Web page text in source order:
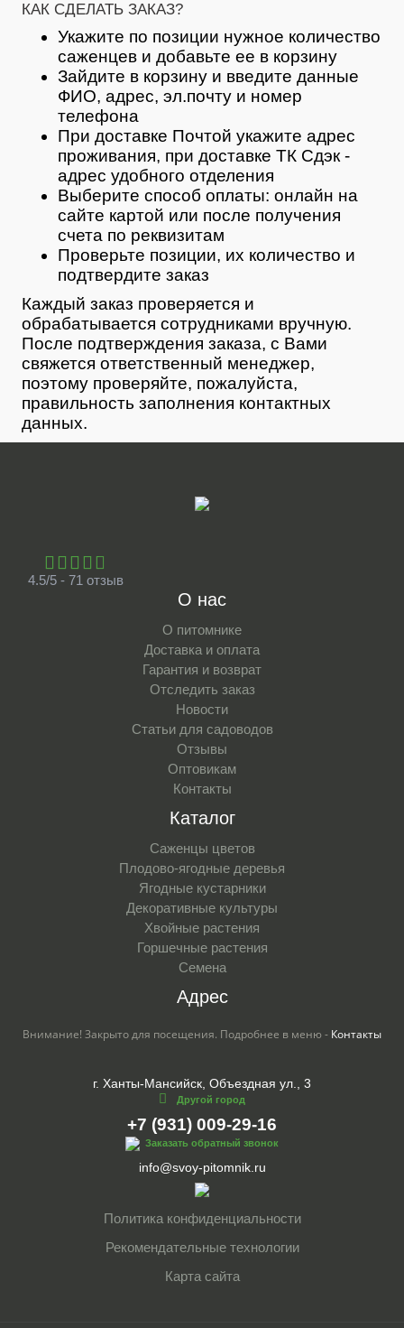
КАК СДЕЛАТЬ ЗАКАЗ?
Укажите по позиции нужное количество
саженцев и добавьте ее в корзину
Зайдите в корзину и введите данные
ФИО, адрес, эл.почту и номер
телефона
При доставке Почтой укажите адрес
проживания, при доставке ТК Сдэк -
адрес удобного отделения
Выберите способ оплаты: онлайн на
сайте картой или после получения
счета по реквизитам
Проверьте позиции, их количество и
подтвердите заказ
Каждый заказ проверяется и
обрабатывается сотрудниками вручную.
После подтверждения заказа, с Вами
свяжется ответственный менеджер,
поэтому проверяйте, пожалуйста,
правильность заполнения контактных
данных.
4.5/5 - 71 отзыв
О нас
О питомнике
Доставка и оплата
Гарантия и возврат
Отследить заказ
Новости
Статьи для садоводов
Отзывы
Оптовикам
Контакты
Каталог
Саженцы цветов
Плодово-ягодные деревья
Ягодные кустарники
Декоративные культуры
Хвойные растения
Горшечные растения
Семена
Адрес
Внимание! Закрыто для посещения. Подробнее в меню - Контакты
г. Ханты-Мансийск, Объездная ул., 3
Другой город
+7 (931) 009-29-16
Заказать обратный звонок
info@svoy-pitomnik.ru
Политика конфиденциальности
Рекомендательные технологии
Карта сайта